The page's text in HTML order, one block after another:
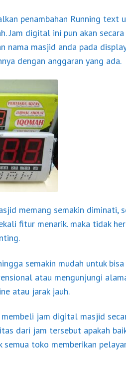
penambahan Running text
Jam digital ini pun akan
nama masjid anda pada
dengan anggaran yang ada.
memang semakin diminati,
fitur menarik. maka tidak
semakin mudah untuk
atau mengunjungi
atau jarak jauh.
jam digital masjid
dari jam tersebut apakah
toko memberikan